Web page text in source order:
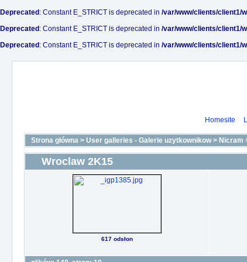
Deprecated : Constant E_STRICT is deprecated in /var/www/clients/client1/
Deprecated : Constant E_STRICT is deprecated in /var/www/clients/client1/
Deprecated : Constant E_STRICT is deprecated in /var/www/clients/client1/
Homesite
Strona główna > User galleries - Galerie uzytkownikow> Nicram
Wroclaw 2K15
617 odsłon